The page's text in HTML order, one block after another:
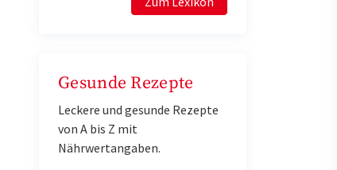
Gesunde Rezepte
Leckere und gesunde Rezepte
von A bis Z mit
Nährwertangaben.